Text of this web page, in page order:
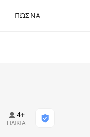
ΠΏΣ ΝΑ
4+
ΗΛΙΚΙΑ